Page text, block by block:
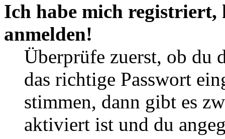
Ich habe mich
anmelden!
Überprüfe zuerst, ob du
das richtige Passwort
stimmen, dann gibt es
aktiviert ist und du